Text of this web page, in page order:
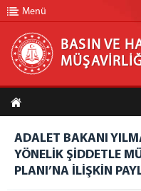
BASIN VE HALKLA
ANA SAYFA
MÜŞAVİRLİĞİMİZ
HABER ARŞİVİ
Menü
BASIN VE
ADALET BAKANI
YÖNELİK ŞİDDETLE
PLANI’NA İLİŞKİN